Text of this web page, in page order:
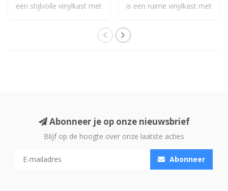
een stijlvolle vinylkast met
is een ruime vinylkast met
Abonneer je op onze nieuwsbrief
Blijf op de hoogte over onze laatste acties
Abonneer